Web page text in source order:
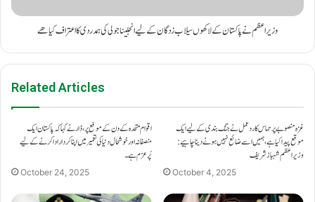
وزیراعظم نے پاکستان کے لاکھوں سیلاب زدگان کے لیے انجلینا جولی کی ہمدردی کا اعتراف کیا ھے
Related Articles
اقوام متحدہ کے دن کے موقع پر، ڈار نے کہا کہ پاکستان ایک
منصفانہ اور خوشحال دنیا کی تعمیر میں اپنا کردار ادا کرنے کے لیے
پُرعزم ہے۔
October 24, 2025
غزہ منصوبے پر حماس کا ردعمل نے جنگ بندی کے لیے ایک
موقع پیدا کیا ہے، ہمیں اسے ضائع نہیں ہونے دینا چاہیے:
وزیراعظم شہباز شریف
October 4, 2025